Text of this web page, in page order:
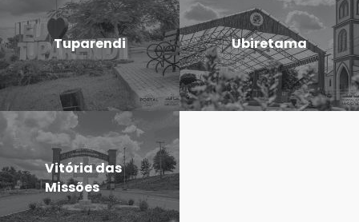
Tuparendi Ubiretama
Vitória das
Missões